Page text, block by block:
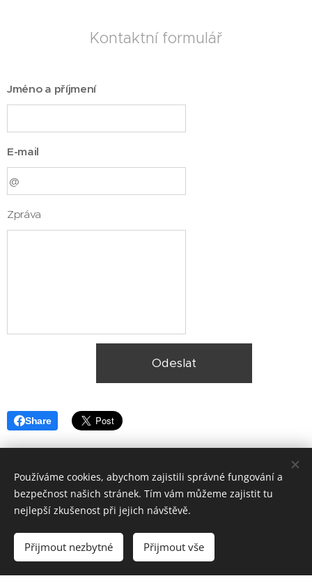
Kontaktní formulář
Jméno a příjmení
E-mail
Zpráva
Odeslat
Share
© 2025, Ekologická likvidace vozidel Plzeň,
Vytvořeno službou Webnode
Používáme cookies, abychom zajistili správné fungování a
bezpečnost našich stránek. Tím vám můžeme zajistit tu
nejlepší zkušenost při jejich návštěvě.
Přijmout nezbytné Přijmout vše